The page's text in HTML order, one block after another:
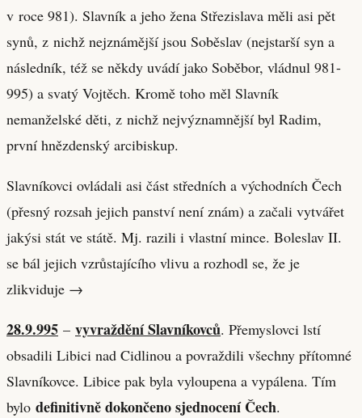
v roce 981). Slavník a jeho žena Střezislava měli asi pět
synů, z nichž nejznámější jsou Soběslav (nejstarší syn a
následník, též se někdy uvádí jako Soběbor, vládnul 981-
995) a svatý Vojtěch. Kromě toho měl Slavník
nemanželské děti, z nichž nejvýznamnější byl Radim,
první hnězdenský arcibiskup.
Slavníkovci ovládali asi část středních a východních Čech
(přesný rozsah jejich panství není znám) a začali vytvářet
jakýsi stát ve státě. Mj. razili i vlastní mince. Boleslav II.
se bál jejich vzrůstajícího vlivu a rozhodl se, že je
zlikviduje →
28.9.995 – vyvraždění Slavníkovců. Přemyslovci lstí
obsadili Libici nad Cidlinou a povraždili všechny přítomné
Slavníkovce. Libice pak byla vyloupena a vypálena. Tím
bylo definitivně dokončeno sjednocení Čech.